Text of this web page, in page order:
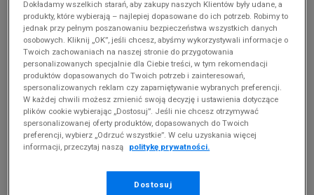
DZIECIĘCE FEEWEAR SCORE
Produkty pochodzą z końcówek aktualnych
kolekcji, ubiegłych sezonów lub z ekspozycji.
Szczegóły.
Zmień treść wyszukiwanej frazy.
Spróbuj użyć mniejszej ilości filtrów (usuń mniej
istotne).
Powrót do sklepu
Dokładamy wszelkich starań, aby zakupy naszych Klientów były udane, a
produkty, które wybierają – najlepiej dopasowane do ich potrzeb. Robimy to
jednak przy pełnym poszanowaniu bezpieczeństwa wszystkich danych
osobowych. Kliknij „OK”, jeśli chcesz, abyśmy wykorzystywali informacje o
Twoich zachowaniach na naszej stronie do przygotowania
personalizowanych specjalnie dla Ciebie treści, w tym rekomendacji
produktów dopasowanych do Twoich potrzeb i zainteresowań,
spersonalizowanych reklam czy zapamiętywanie wybranych preferencji.
W każdej chwili możesz zmienić swoją decyzję i ustawienia dotyczące
plików cookie wybierając „Dostosuj”. Jeśli nie chcesz otrzymywać
spersonalizowanej oferty produktów, dopasowanych do Twoich
preferencji, wybierz „Odrzuć wszystkie”. W celu uzyskania więcej
informacji, przeczytaj naszą
politykę prywatności.
Dostosuj